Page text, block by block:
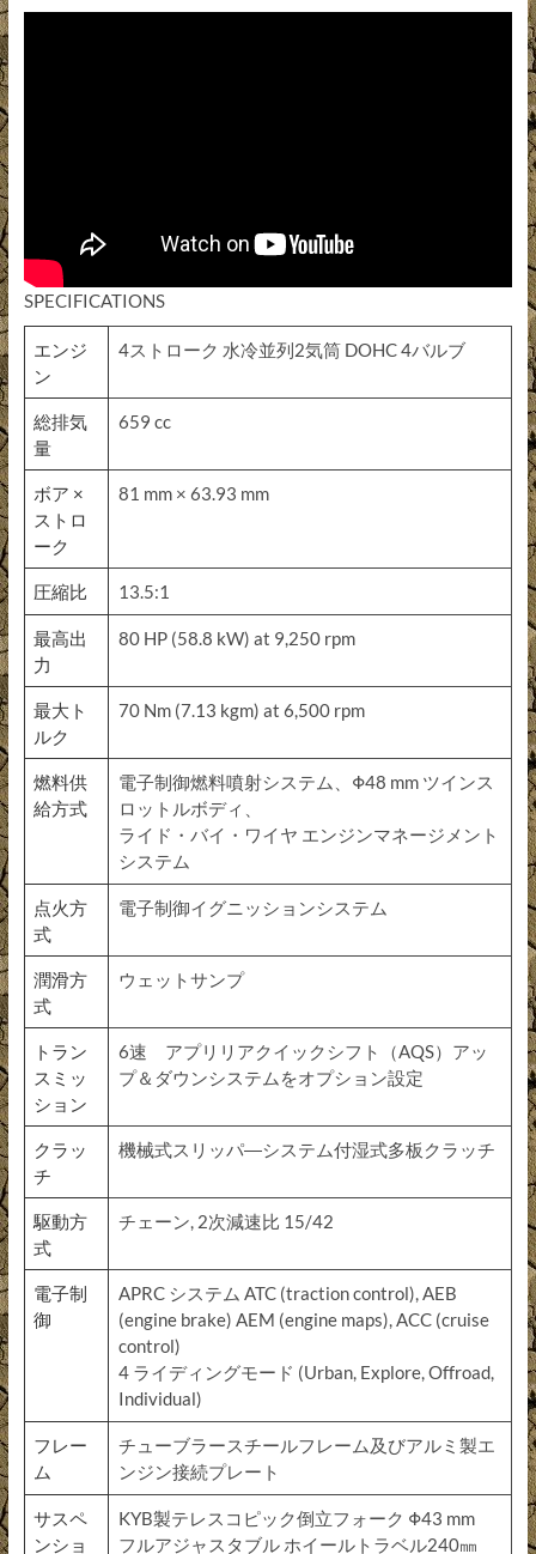
SPECIFICATIONS
エンジ
ン
4ストローク 水冷並列2気筒 DOHC 4バルブ
総排気
量
659 cc
ボア ×
ストロ
ーク
81 mm × 63.93 mm
圧縮比 13.5:1
最高出
力
80 HP (58.8 kW) at 9,250 rpm
最大ト
ルク
70 Nm (7.13 kgm) at 6,500 rpm
燃料供
給方式
電子制御燃料噴射システム、Φ48 mm ツインス
ロットルボディ、
ライド・バイ・ワイヤ エンジンマネージメント
システム
点火方
式
電子制御イグニッションシステム
潤滑方
式
ウェットサンプ
トラン
スミッ
ション
6速 アプリリアクイックシフト（AQS）アッ
プ＆ダウンシステムをオプション設定
クラッ
チ
機械式スリッパ―システム付湿式多板クラッチ
駆動方
式
チェーン, 2次減速比 15/42
電子制
御
APRC システム ATC (traction control), AEB
(engine brake) AEM (engine maps), ACC (cruise
control)
4 ライディングモード (Urban, Explore, Offroad,
Individual)
フレー
ム
チューブラースチールフレーム及びアルミ製エ
ンジン接続プレート
サスペ
ンショ
KYB製テレスコピック倒立フォーク Φ43 mm
フルアジャスタブル ホイールトラベル240㎜